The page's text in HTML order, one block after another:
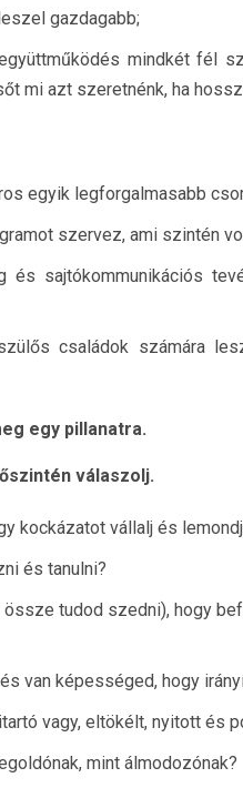
gazdagabb;
mindkét fél
mi azt szeretnénk, ha
egyik legforgalmasabb
szervez, ami szintén
és sajtókommunikációs
családok számára
egy pillanatra.
válaszolj.
kockázatot vállalj és
és tanulni?
tudod szedni), hogy
van képességed, hogy
vagy, eltökélt, nyitott és
mint álmodozónak?